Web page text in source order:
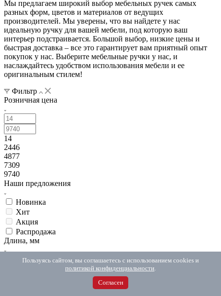
Мы предлагаем широкий выбор мебельных ручек самых
разных форм, цветов и материалов от ведущих
производителей. Мы уверены, что вы найдете у нас
идеальную ручку для вашей мебели, под которую ваш
интерьер подстраивается. Большой выбор, низкие цены и
быстрая доставка – все это гарантирует вам приятный опыт
покупок у нас. Выберите мебельные ручки у нас, и
наслаждайтесь удобством использования мебели и ее
оригинальным стилем!
Фильтр
Розничная цена
14
2446
4877
7309
9740
Наши предложения
Новинка
Хит
Акция
Распродажа
Длина, мм
Пользуясь сайтом, вы соглашаетесь с использованием cookies и
политикой конфиденциальности.
Согласен